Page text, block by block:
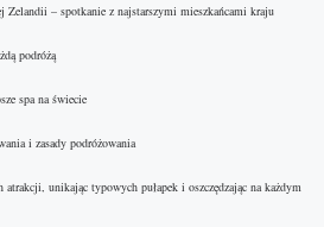
– spotkanie z najstarszymi mieszkańcami kraju
podróżą
spa na świecie
i zasady podróżowania
atrakcji, unikając typowych pułapek i oszczędzając na każdym